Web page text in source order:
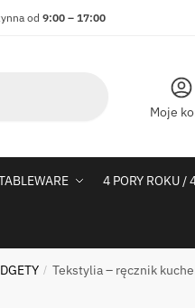
od 9:00 – 17:00
Moje
4 PORY ROKU /
/ Tekstylia – ręcznik